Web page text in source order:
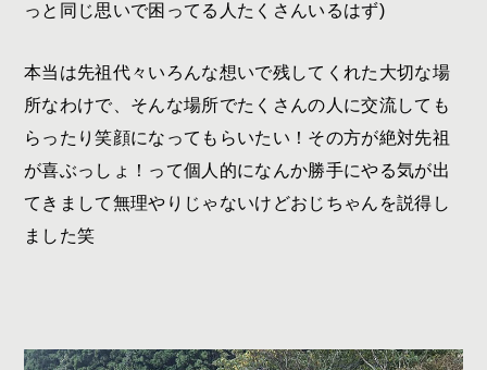
っと同じ思いで困ってる人たくさんいるはず)
本当は先祖代々いろんな想いで残してくれた大切な場
所なわけで、そんな場所でたくさんの人に交流しても
らったり笑顔になってもらいたい！その方が絶対先祖
が喜ぶっしょ！って個人的になんか勝手にやる気が出
てきまして無理やりじゃないけどおじちゃんを説得し
ました笑